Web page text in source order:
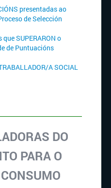
presentadas ao
de Selección
SUPERARON o
de Puntuacións
A SOCIAL
DO
PARA O